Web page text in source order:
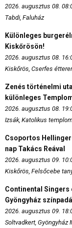
2026. augusztus 08.
Tabdi, Faluház
Különleges
Kiskőrösön!
2026. augusztus 08.
Kiskőrös, Cserfes
Zenés történelmi
különleges
2026. augusztus 08.
Izsák, Katolikus
Csoportos
nap Takács Reával
2026. augusztus 09.
Kiskőrös, Felsőcebe
Continental
Gyöngyház
2026. augusztus 09.
Soltvadkert, Gyöngyház